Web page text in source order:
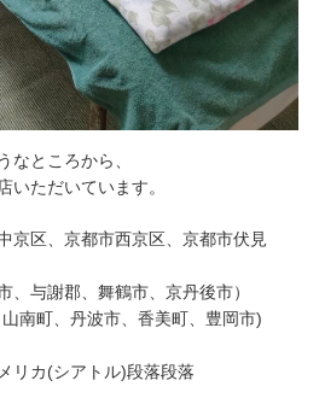
なところから、
いただいています。
京区、京都市西京区、京都市伏見
、与謝郡、舞鶴市、京丹後市）
南町、丹波市、香美町、豊岡市)
カ(シアトル)段落段落